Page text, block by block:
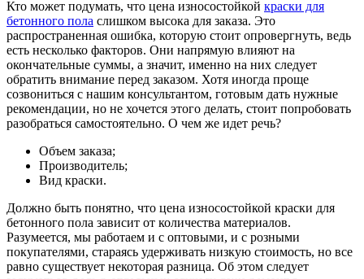
Кто может подумать, что цена износостойкой краски для
бетонного пола слишком высока для заказа. Это
распространенная ошибка, которую стоит опровергнуть, ведь
есть несколько факторов. Они напрямую влияют на
окончательные суммы, а значит, именно на них следует
обратить внимание перед заказом. Хотя иногда проще
созвониться с нашим консультантом, готовым дать нужные
рекомендации, но не хочется этого делать, стоит попробовать
разобраться самостоятельно. О чем же идет речь?
Объем заказа;
Производитель;
Вид краски.
Должно быть понятно, что цена износостойкой краски для
бетонного пола зависит от количества материалов.
Разумеется, мы работаем и с оптовыми, и с розными
покупателями, стараясь удерживать низкую стоимость, но все
равно существует некоторая разница. Об этом следует